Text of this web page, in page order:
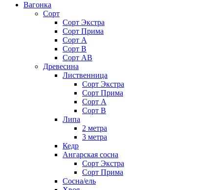
Вагонка
Сорт
Сорт Экстра
Сорт Прима
Сорт A
Сорт В
Сорт AB
Древесина
Лиственница
Сорт Экстра
Сорт Прима
Сорт А
Сорт В
Липа
2 метра
3 метра
Кедр
Ангарская сосна
Cорт Экстра
Сорт Прима
Сосна/ель